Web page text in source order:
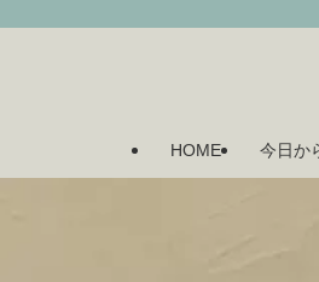
HOME 今日か